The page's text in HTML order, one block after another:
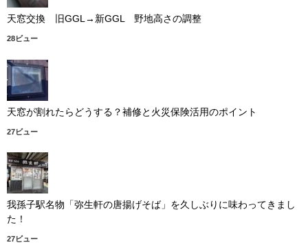
天窓交換 旧GGL→新GGL 野地高さの調整
28ビュー
天窓が割れたらどうする？補修と火災保険活用のポイント
27ビュー
我孫子駅名物「弥生軒の唐揚げそば」を久しぶりに味わってきまし
た！
27ビュー